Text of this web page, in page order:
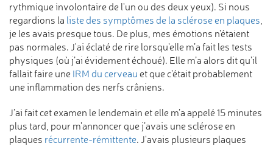
rythmique involontaire de l'un ou des deux yeux). Si nous
regardions la liste des symptômes de la sclérose en plaques,
je les avais presque tous. De plus, mes émotions n'étaient
pas normales. J'ai éclaté de rire lorsqu'elle m’a fait les tests
physiques (où j’ai évidement échoué). Elle m’a alors dit qu’il
fallait faire une IRM du cerveau et que c'était probablement
une inflammation des nerfs crâniens.
J’ai fait cet examen le lendemain et elle m’a appelé 15 minutes
plus tard, pour m'annoncer que j’avais une sclérose en
plaques récurrente-rémittente. J'avais plusieurs plaques